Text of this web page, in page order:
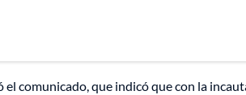
comunicado, que indicó que con la